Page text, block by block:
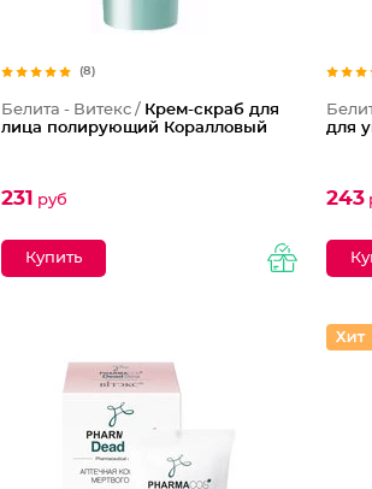
(8)
Белита - Витекс / Крем-скраб для
лица полирующий Коралловый
231 руб
для
243